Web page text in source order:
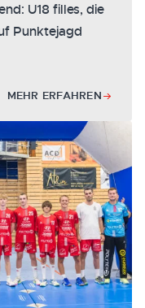
U18 filles, die
Punktejagd
MEHR ERFAHREN